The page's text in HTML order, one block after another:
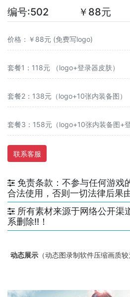
编号:502 ￥88元
价格：￥88元 (免费写logo)
套餐1：118元 （logo+登录器皮肤）
套餐2：138元（logo+10张内装备图）
套餐3：158元（logo+10张内装备图+登
联系客服
免责条款：不参与任何游戏
合法使用，否则一切法律后果
所有素材来源于网络公开渠
系删除!!！
动态展示 （动态图录制软件压缩画质